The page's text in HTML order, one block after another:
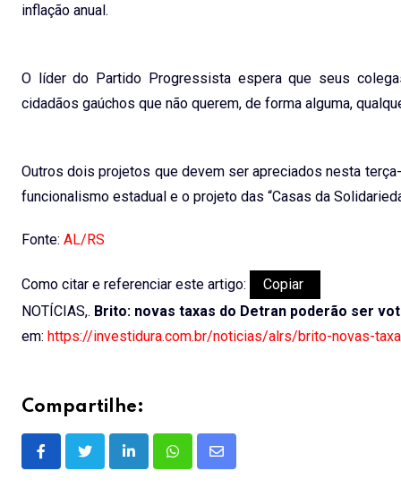
inflação anual.
O líder do Partido Progressista espera que seus
cidadãos gaúchos que não querem, de forma alguma,
Outros dois projetos que devem ser apreciados nesta
funcionalismo estadual e o projeto das “Casas da
Fonte: AL/RS
Como citar e referenciar este artigo:
Copiar
NOTÍCIAS,. Brito: novas taxas do Detran poderão ser
em: https://investidura.com.br/noticias/alrs/brito-novas-
Compartilhe:
LinkedInWhatsappShare